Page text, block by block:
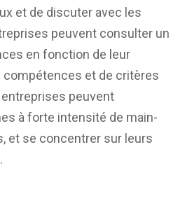
et de discuter avec les
peuvent consulter un
en fonction de leur
compétences et de critères
peuvent
à forte intensité de main-
et se concentrer sur leurs